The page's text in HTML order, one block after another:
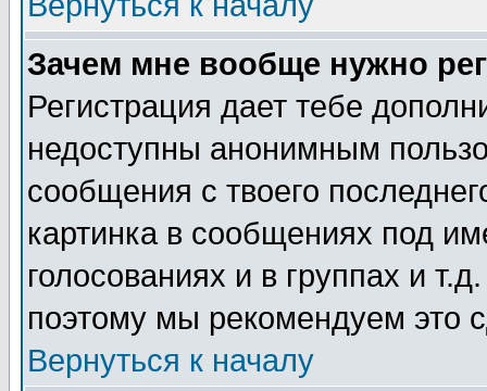
Зачем мне вообще нужно
Регистрация дает тебе
недоступны анонимным
сообщения с твоего
картинка в сообщениях под
голосованиях и в группах и
поэтому мы рекомендуем это
Вернуться к началу